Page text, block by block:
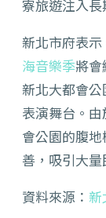
寮旅遊注入長
新北市府表示
海音樂季將
新北大都會
表演舞台。
會公園的腹
善，吸引大
資料來源：